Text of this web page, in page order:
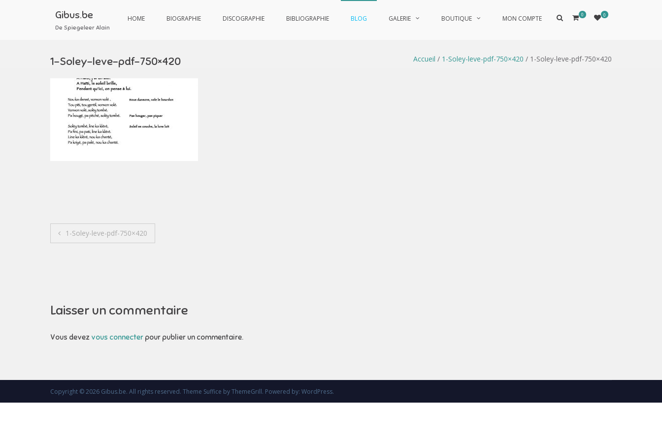
Gibus.be
De Spiegeleer Alain
HOME BIOGRAPHIE DISCOGRAPHIE BIBLIOGRAPHIE BLOG GALERIE BOUTIQUE MON COMPTE
Afficher0 0
1-Soley-leve-pdf-750×420 Accueil / 1-Soley-leve-pdf-750×420 / 1-Soley-leve-pdf-750×420
Navigation
1-Soley-leve-pdf-750×420
Laisser un commentaire
Vous devez vous connecter pour publier un commentaire.
Copyright © 2026 Gibus.be. All rights reserved. Theme Suffice by ThemeGrill. Powered by: WordPress.